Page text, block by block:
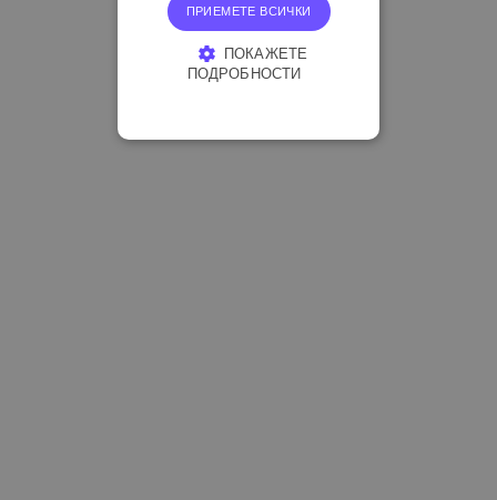
ПРИЕМЕТЕ ВСИЧКИ
ПОКАЖЕТЕ
ПОДРОБНОСТИ